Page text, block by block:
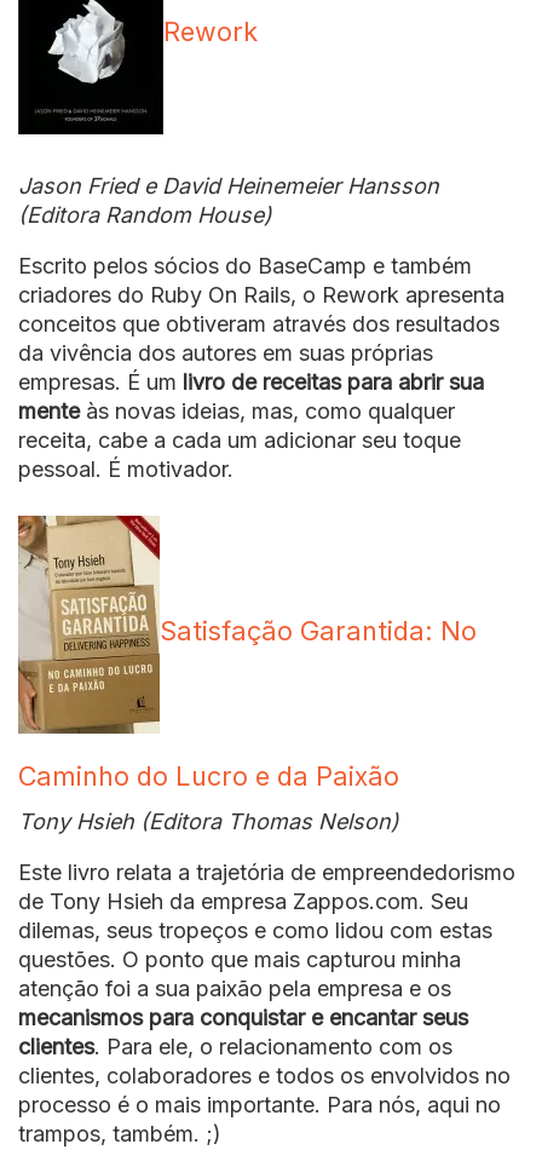
Rework
Jason Fried e David Heinemeier Hansson
(Editora Random House)
Escrito pelos sócios do BaseCamp e também
criadores do Ruby On Rails, o Rework apresenta
conceitos que obtiveram através dos resultados
da vivência dos autores em suas próprias
empresas. É um livro de receitas para abrir sua
menteàs novas ideias, mas, como qualquer
receita, cabe a cada um adicionar seu toque
pessoal. É motivador.
Satisfação Garantida: No
Caminho do Lucro e da Paixão
Tony Hsieh (Editora Thomas Nelson)
Este livro relata a trajetória de empreendedorismo
de Tony Hsieh da empresa Zappos.com. Seu
dilemas, seus tropeços e como lidou com estas
questões. O ponto que mais capturou minha
atenção foi a sua paixão pela empresa e os
mecanismos para conquistar e encantar seus
clientes. Para ele, o relacionamento com os
clientes, colaboradores e todos os envolvidos no
processo é o mais importante. Para nós, aqui no
trampos, também. ;)